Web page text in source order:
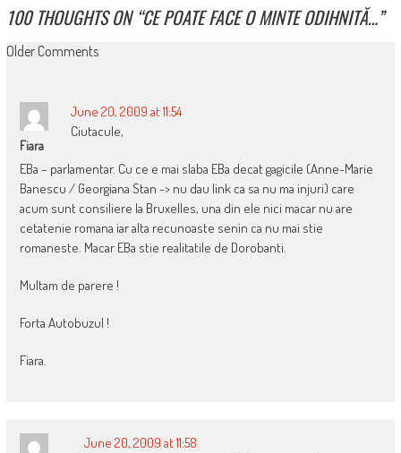
100 THOUGHTS ON “CE POATE FACE O MINTE ODIHNITĂ…”
COMMENT
Older Comments
Fiara
June 20, 2009 at 11:54
Ciutacule,
EBa – parlamentar. Cu ce e mai slaba EBa decat gagicile (Anne-Marie
Banescu / Georgiana Stan -> nu dau link ca sa nu ma injuri) care
acum sunt consiliere la Bruxelles, una din ele nici macar nu are
cetatenie romana iar alta recunoaste senin ca nu mai stie
romaneste. Macar EBa stie realitatile de Dorobanti.
Multam de parere !
Forta Autobuzul !
Fiara.
June 20, 2009 at 11:58